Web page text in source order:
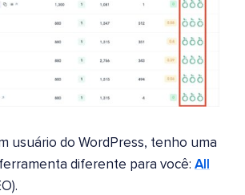
usuário do WordPress, tenho uma
diferente para você: All